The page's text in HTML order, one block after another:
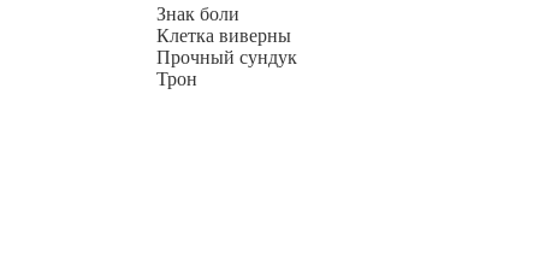
Знак боли
Клетка виверны
Прочный сундук
Трон